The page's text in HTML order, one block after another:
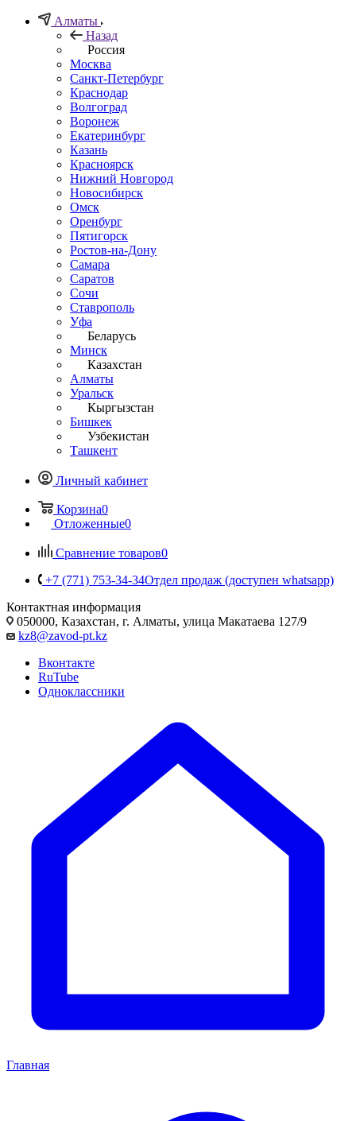
Алматы
Назад
Россия
Москва
Санкт-Петербург
Краснодар
Волгоград
Воронеж
Екатеринбург
Казань
Красноярск
Нижний Новгород
Новосибирск
Омск
Оренбург
Пятигорск
Ростов-на-Дону
Самара
Саратов
Сочи
Ставрополь
Уфа
Беларусь
Минск
Казахстан
Алматы
Уральск
Кыргызстан
Бишкек
Узбекистан
Ташкент
Личный кабинет
Корзина0
Отложенные0
Сравнение товаров0
+7 (771) 753-34-34Отдел продаж (доступен whatsapp)
Контактная информация
050000, Казахстан, г. Алматы, улица Макатаева 127/9
kz8@zavod-pt.kz
Вконтакте
RuTube
Одноклассники
Главная